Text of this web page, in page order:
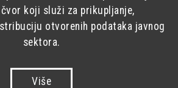
koji služi za prikupljanje,
otvorenih podataka javnog
sektora.
Više